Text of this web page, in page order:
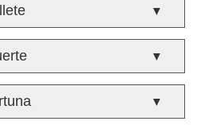
▼
▼
▼